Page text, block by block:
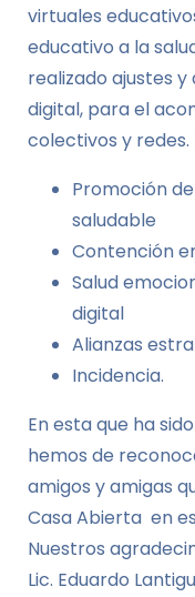
virtuales
educativo a la
realizado ajustes
digital, para el
colectivos y redes.
Promoción
saludable
Contención
Salud
digital
Alianzas
Incidencia.
En esta que ha
hemos de
amigos y amigas
Casa Abierta en
Nuestros
Lic. Eduardo